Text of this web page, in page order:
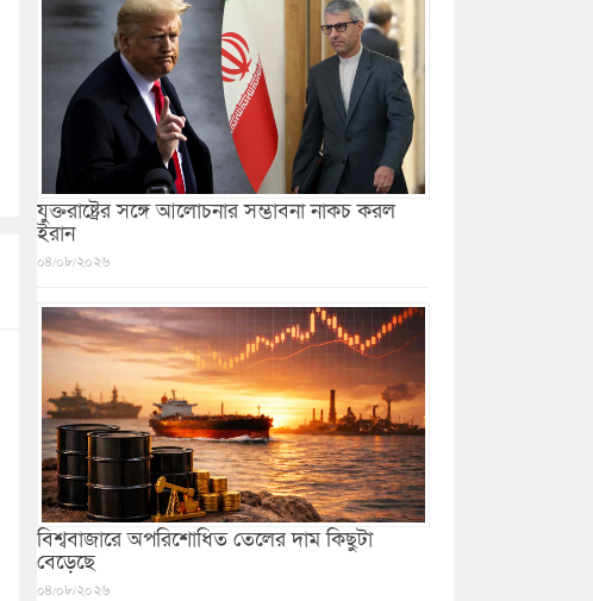
যুক্তরাষ্ট্রের সঙ্গে আলোচনার সম্ভাবনা নাকচ করল
ইরান
০৪/০৮/২০২৬
বিশ্ববাজারে অপরিশোধিত তেলের দাম কিছুটা
বেড়েছে
০৪/০৮/২০২৬